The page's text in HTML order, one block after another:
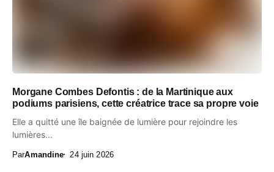
Morgane Combes Defontis : de la Martinique aux
podiums parisiens, cette créatrice trace sa propre voie
Elle a quitté une île baignée de lumière pour rejoindre les
lumières...
ParAmandine 24 juin 2026